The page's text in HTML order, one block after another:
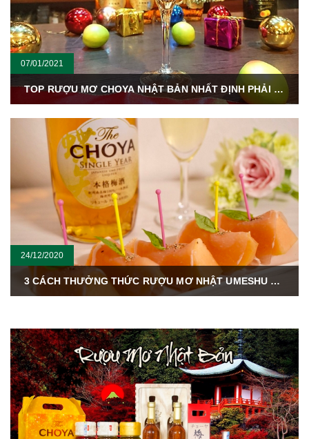
07/01/2021
TOP RƯỢU MƠ CHOYA NHẬT BẢN NHẤT ĐỊNH PHẢI THỬ TRONG DỊP TẾT 2021.
24/12/2020
3 CÁCH THƯỞNG THỨC RƯỢU MƠ NHẬT UMESHU – QUÀ TẾT TÂN SỬU 2021